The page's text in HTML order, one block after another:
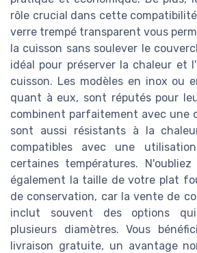
rôle crucial dans cette
verre trempé transparent vous
la cuisson sans soulever le
idéal pour préserver la chaleur et
cuisson. Les modèles en inox ou
quant à eux, sont réputés pour
combinent parfaitement avec une
sont aussi résistants à la
compatibles avec une
certaines températures.
également la taille de votre plat
de conservation, car la vente de
inclut souvent des options
plusieurs diamètres. Vous
livraison gratuite, un avantage